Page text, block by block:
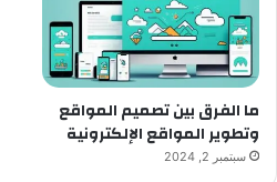
ما الفرق بين تصميم المواقع
وتطوير المواقع الإلكترونية
سبتمبر 2, 2024